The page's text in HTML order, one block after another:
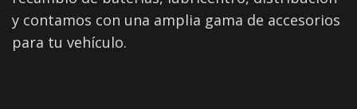
y contamos con una amplia gama de accesorios
para tu vehículo.